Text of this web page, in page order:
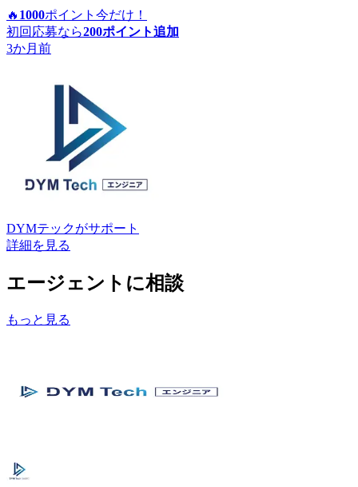
🔥 1000ポイント 今だけ！
初回応募なら200ポイント追加
3か月前
DYMテックがサポート
詳細を見る
エージェントに相談
もっと見る